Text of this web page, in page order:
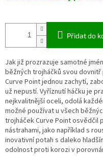
Přidat do
Jak již prozrazuje samotné
běžných trojháčků svou
Curve Point jednou zachytí,
už nepustí. Vyříznutí háčku je
nejkvalitnější oceli, odolá
možné používat u všech
trojháček Curve Point osvědčil
nástrahami, jako například s
inovativní potah s daleko
odolnost proti korozi v